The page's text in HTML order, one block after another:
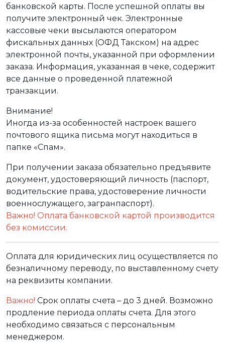
банковской карты. После успешной оплаты вы
получите электронный чек. Электронные
кассовые чеки высылаются оператором
фискальных данных (ОФД Такском) на адрес
электронной почты, указанной при оформлении
заказа. Информация, указанная в чеке, содержит
все данные о проведенной платежной
транзакции.
Внимание!
Иногда из-за особенностей настроек вашего
почтового ящика письма могут находиться в
папке «Спам».
При получении заказа обязательно предъявите
документ, удостоверяющий личность (паспорт,
водительские права, удостоверение личности
военнослужащего, загранпаспорт).
Важно! Оплата банковской картой производится
без комиссии.
Оплата для юридических лиц осуществляется по
безналичному переводу, по выставленному счету
на реквизиты компании.
Важно! Срок оплаты счета – до 3 дней. Возможно
продление периода оплаты счета. Для этого
необходимо связаться с персональным
менеджером.